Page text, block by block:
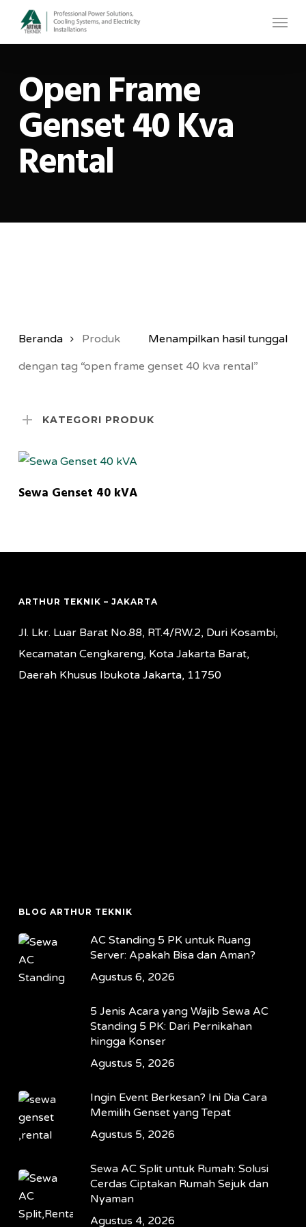
content
Menu
Open Frame
Genset 40 Kva
Rental
Menampilkan hasil tunggal
Beranda
Produk
dengan tag “open frame genset 40 kva rental”
KATEGORI PRODUK
MORE INFORMATION
Sewa Genset 40 kVA
ARTHUR TEKNIK – JAKARTA
Jl. Lkr. Luar Barat No.88, RT.4/RW.2, Duri Kosambi,
Kecamatan Cengkareng, Kota Jakarta Barat,
Daerah Khusus Ibukota Jakarta, 11750
BLOG ARTHUR TEKNIK
AC Standing 5 PK untuk Ruang
Server: Apakah Bisa dan Aman?
Agustus 6, 2026
5 Jenis Acara yang Wajib Sewa AC
Standing 5 PK: Dari Pernikahan
hingga Konser
Agustus 5, 2026
Ingin Event Berkesan? Ini Dia Cara
Memilih Genset yang Tepat
Agustus 5, 2026
Sewa AC Split untuk Rumah: Solusi
Cerdas Ciptakan Rumah Sejuk dan
Nyaman
Agustus 4, 2026